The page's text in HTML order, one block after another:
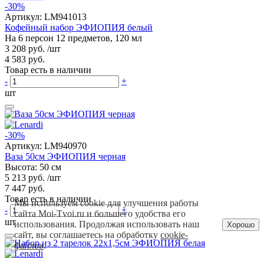
-30%
Артикул: LM941013
Кофейный набор ЭФИОПИЯ белый
На 6 персон 12 предметов, 120 мл
3 208 руб. /шт
4 583 руб.
Товар есть в наличии
-
+
шт
-30%
Артикул: LM940970
Ваза 50см ЭФИОПИЯ черная
Высота: 50 см
5 213 руб. /шт
7 447 руб.
Товар есть в наличии
-
+
шт
Мы используем cookie для улучшения работы
сайта Moi-Tvoi.ru и большего удобства его
использования. Продолжая использовать наш
сайт, вы соглашаетесь на обработкуcookie-
файлов.
Хорошо